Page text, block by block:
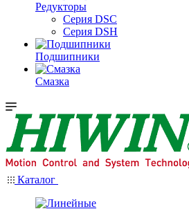
Редукторы
Серия DSC
Серия DSH
Подшипники
Смазка
Каталог